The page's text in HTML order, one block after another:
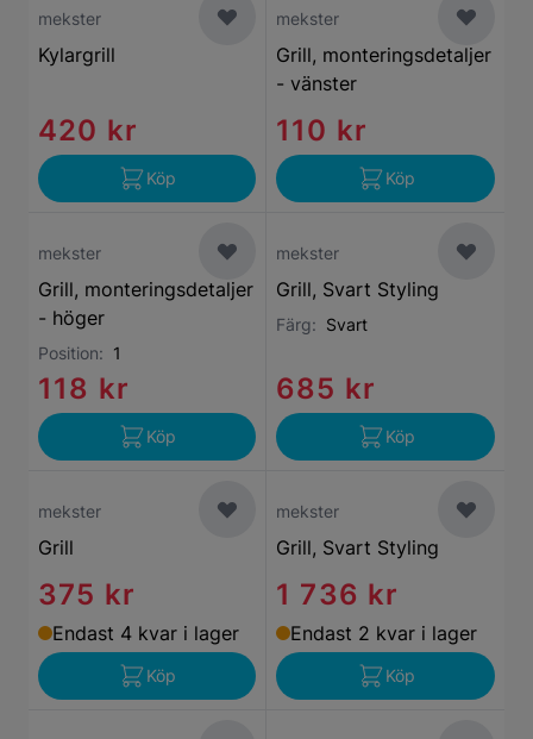
mekster
Kylargrill
420 kr
Köp
mekster
Grill, monteringsdetaljer
- vänster
110 kr
Köp
mekster
Grill, monteringsdetaljer
- höger
Position: 1
118 kr
Köp
mekster
Grill, Svart Styling
Färg: Svart
685 kr
Köp
mekster
Grill
375 kr
Endast 4 kvar i lager
Köp
mekster
Grill, Svart Styling
1 736 kr
Endast 2 kvar i lager
Köp